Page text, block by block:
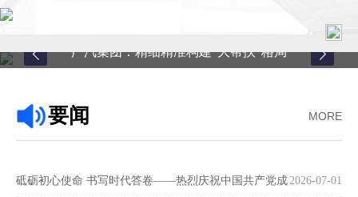
关于中心
广汽集团：精细精准构建“大帮扶”格局
MORE
要闻
2026-07-01
砥砺初心使命 书写时代答卷——热烈庆祝中国共产党成